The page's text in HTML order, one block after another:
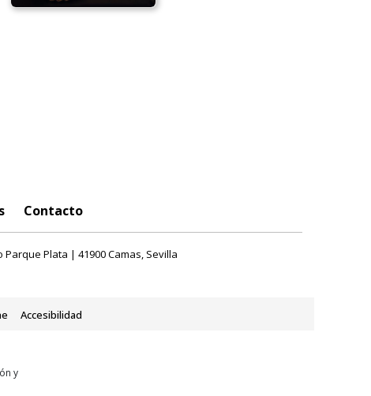
Contacto
Parque Plata | 41900 Camas, Sevilla
Accesibilidad
y